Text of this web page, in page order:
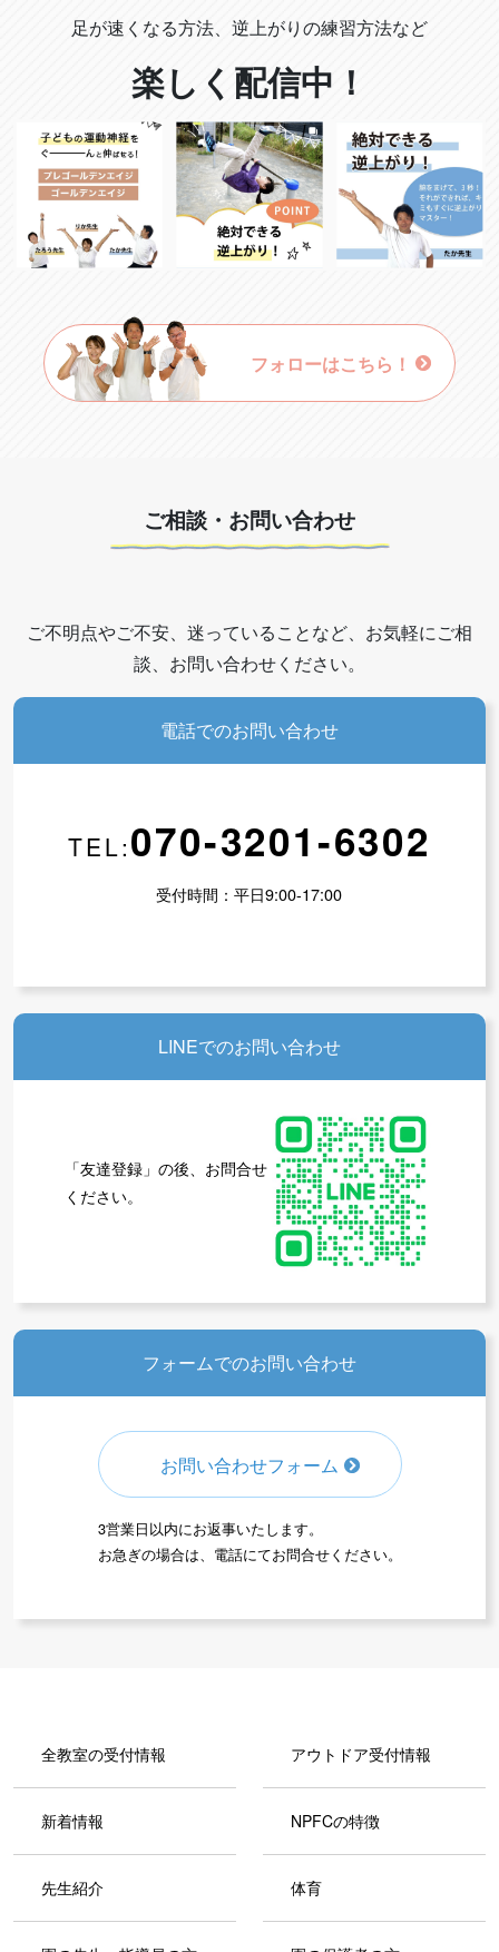
足が速くなる方法、逆上がりの練習方法など
楽しく配信中！
フォローはこちら！
ご相談・お問い合わせ
ご不明点やご不安、迷っていることなど、お気軽にご相
談、お問い合わせください。
電話でのお問い合わせ
TEL:070-3201-6302
受付時間：平日9:00-17:00
LINEでのお問い合わせ
「友達登録」の後、お問合せ
ください。
フォームでのお問い合わせ
お問い合わせフォーム
3営業日以内にお返事いたします。
お急ぎの場合は、電話にてお問合せください。
全教室の受付情報 アウトドア受付情報
新着情報 NPFCの特徴
先生紹介 体育